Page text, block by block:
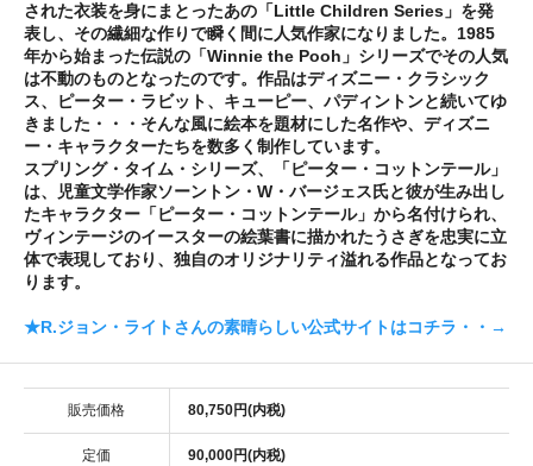
された衣装を身にまとったあの「Little Children Series」を発
表し、その繊細な作りで瞬く間に人気作家になりました。1985
年から始まった伝説の「Winnie the Pooh」シリーズでその人気
は不動のものとなったのです。作品はディズニー・クラシック
ス、ピーター・ラビット、キューピー、パディントンと続いてゆ
きました・・・そんな風に絵本を題材にした名作や、ディズニ
ー・キャラクターたちを数多く制作しています。
スプリング・タイム・シリーズ、「ピーター・コットンテール」
は、児童文学作家ソーントン・W・バージェス氏と彼が生み出し
たキャラクター「ピーター・コットンテール」から名付けられ、
ヴィンテージのイースターの絵葉書に描かれたうさぎを忠実に立
体で表現しており、独自のオリジナリティ溢れる作品となってお
ります。
★R.ジョン・ライトさんの素晴らしい公式サイトはコチラ・・→
販売価格 80,750円(内税)
定価 90,000円(内税)